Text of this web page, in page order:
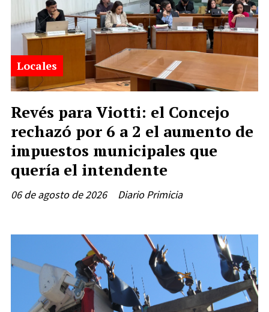
Revés para Viotti: el Concejo
rechazó por 6 a 2 el aumento de
impuestos municipales que
quería el intendente
Diario Primicia
Locales
06 de agosto de 2026